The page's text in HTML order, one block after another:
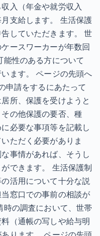
入（年金や就労収入
支給します。 生活保護
していただきます。 世
ースワーカーが年数回
性のある方について
ます。 ページの先頭へ
申請をするにあたって
所、保護を受けようと
の他保護の要否、種
必要な事項等を記載し
ただく必要がありま
事情があれば、そうし
できます。 生活保護制
活用について十分な説
窓口での事前の相談が
時の調査において、世帯
（通帳の写しや給与明